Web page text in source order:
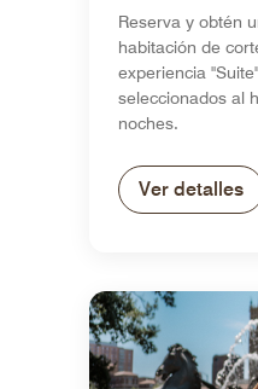
Reserva y obtén
habitación de
experiencia
seleccionados al
noches.
Ver detalles